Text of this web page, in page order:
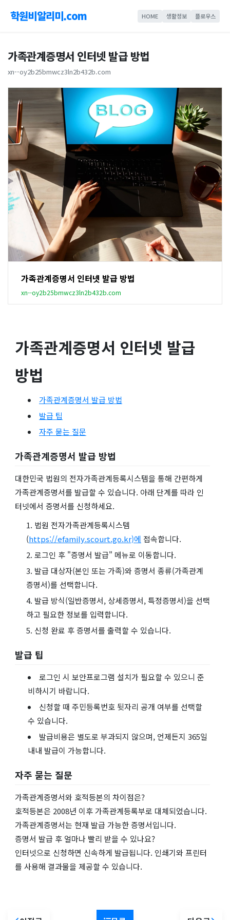
학원비알리미.com HOME 생활정보 플로우스
가족관계증명서 인터넷 발급 방법
xn--oy2b25bmwcz3ln2b432b.com
가족관계증명서 인터넷 발급 방법
xn--oy2b25bmwcz3ln2b432b.com
가족관계증명서 인터넷 발급
방법
가족관계증명서 발급 방법
발급 팁
자주 묻는 질문
가족관계증명서 발급 방법
대한민국 법원의 전자가족관계등록시스템을 통해 간편하게
가족관계증명서를 발급할 수 있습니다. 아래 단계를 따라 인
터넷에서 증명서를 신청하세요.
법원 전자가족관계등록시스템
(https://efamily.scourt.go.kr)에 접속합니다.
로그인 후 "증명서 발급" 메뉴로 이동합니다.
발급 대상자(본인 또는 가족)와 증명서 종류(가족관계
증명서)를 선택합니다.
발급 방식(일반증명서, 상세증명서, 특정증명서)을 선택
하고 필요한 정보를 입력합니다.
신청 완료 후 증명서를 출력할 수 있습니다.
발급 팁
로그인 시 보안프로그램 설치가 필요할 수 있으니 준
비하시기 바랍니다.
신청할 때 주민등록번호 뒷자리 공개 여부를 선택할
수 있습니다.
발급비용은 별도로 부과되지 않으며, 언제든지 365일
내내 발급이 가능합니다.
자주 묻는 질문
가족관계증명서와 호적등본의 차이점은?
호적등본은 2008년 이후 가족관계등록부로 대체되었습니다.
가족관계증명서는 현재 발급 가능한 증명서입니다.
증명서 발급 후 얼마나 빨리 받을 수 있나요?
인터넷으로 신청하면 신속하게 발급됩니다. 인쇄기와 프린터
를 사용해 결과물을 제공할 수 있습니다.